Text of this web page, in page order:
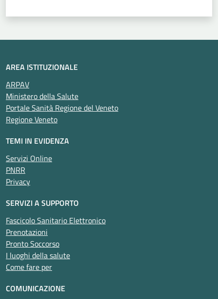
AREA ISTITUZIONALE
ARPAV
Ministero della Salute
Portale Sanità Regione del Veneto
Regione Veneto
TEMI IN EVIDENZA
Servizi Online
PNRR
Privacy
SERVIZI A SUPPORTO
Fascicolo Sanitario Elettronico
Prenotazioni
Pronto Soccorso
I luoghi della salute
Come fare per
COMUNICAZIONE